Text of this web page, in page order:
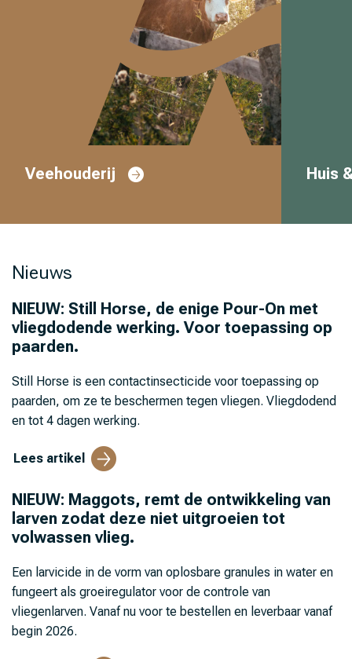
Veehouderij Huis
Nieuws
NIEUW: Still Horse, de enige Pour-On met
vliegdodende werking. Voor toepassing op
paarden.
Still Horse is een contactinsecticide voor toepassing op
paarden, om ze te beschermen tegen vliegen. Vliegdodend
en tot 4 dagen werking.
Lees artikel
NIEUW: Maggots, remt de ontwikkeling van
larven zodat deze niet uitgroeien tot
volwassen vlieg.
Een larvicide in de vorm van oplosbare granules in water en
fungeert als groeiregulator voor de controle van
vliegenlarven. Vanaf nu voor te bestellen en leverbaar vanaf
begin 2026.